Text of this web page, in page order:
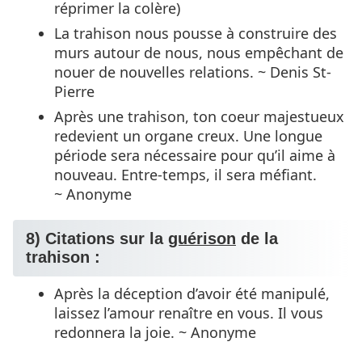
réprimer la colère)
La trahison nous pousse à construire des
murs autour de nous, nous empêchant de
nouer de nouvelles relations. ~ Denis St-
Pierre
Après une trahison, ton coeur majestueux
redevient un organe creux. Une longue
période sera nécessaire pour qu’il aime à
nouveau. Entre-temps, il sera méfiant.
~ Anonyme
8) Citations sur la guérison de la
trahison :
Après la déception d’avoir été manipulé,
laissez l’amour renaître en vous. Il vous
redonnera la joie. ~ Anonyme